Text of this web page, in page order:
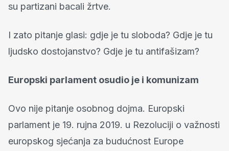
su partizani bacali žrtve.
I zato pitanje glasi: gdje je tu sloboda? Gdje je tu
ljudsko dostojanstvo? Gdje je tu antifašizam?
Europski parlament osudio je i komunizam
Ovo nije pitanje osobnog dojma. Europski
parlament je 19. rujna 2019. u Rezoluciji o važnosti
europskog sjećanja za budućnost Europe